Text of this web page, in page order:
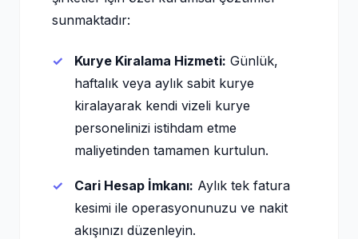
sunmaktadır:
Kurye Kiralama Hizmeti: Günlük,
haftalık veya aylık sabit kurye
kiralayarak kendi vizeli kurye
personelinizi istihdam etme
maliyetinden tamamen kurtulun.
Cari Hesap İmkanı: Aylık tek fatura
kesimi ile operasyonunuzu ve nakit
akışınızı düzenleyin.